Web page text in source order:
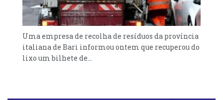
Uma empresa de recolha de resíduos da província
italiana de Bari informou ontem que recuperou do
lixo um bilhete de...